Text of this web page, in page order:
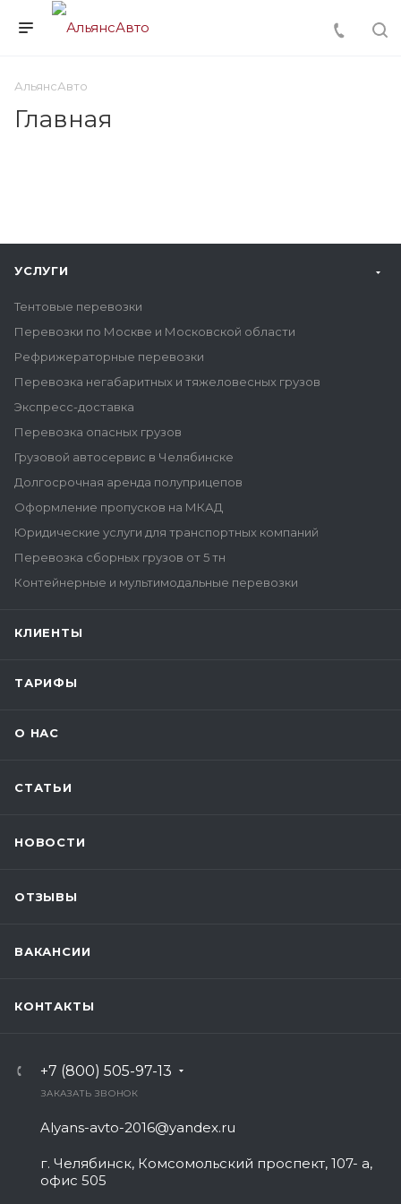
АльянсАвто
Главная
УСЛУГИ
Тентовые перевозки
Перевозки по Москве и Московской области
Рефрижераторные перевозки
Перевозка негабаритных и тяжеловесных грузов
Экспресс-доставка
Перевозка опасных грузов
Грузовой автосервис в Челябинске
Долгосрочная аренда полуприцепов
Оформление пропусков на МКАД
Юридические услуги для транспортных компаний
Перевозка сборных грузов от 5 тн
Контейнерные и мультимодальные перевозки
КЛИЕНТЫ
ТАРИФЫ
О НАС
СТАТЬИ
НОВОСТИ
ОТЗЫВЫ
ВАКАНСИИ
КОНТАКТЫ
+7 (800) 505-97-13
ЗАКАЗАТЬ ЗВОНОК
Alyans-avto-2016@yandex.ru
г. Челябинск, Комсомольский проспект, 107- а,
офис 505